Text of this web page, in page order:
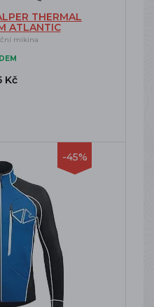
THERMAL
ATLANTIC
mikina
Kč
-45%